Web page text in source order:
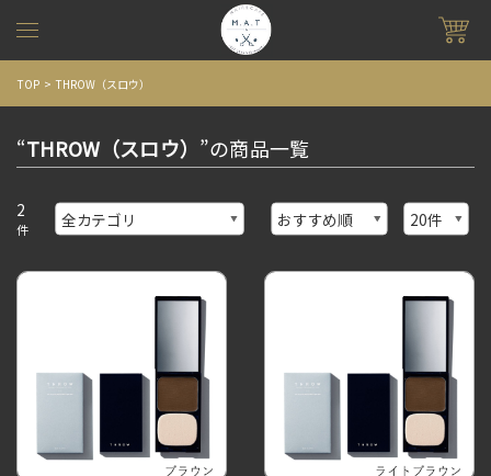
TOP THROW（スロウ）
“THROW（スロウ） ”の商品一覧
2
件